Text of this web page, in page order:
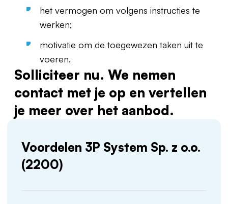
het vermogen om volgens instructies te
werken;
motivatie om de toegewezen taken uit te
voeren.
Solliciteer nu. We nemen
contact met je op en vertellen
je meer over het aanbod.
Voordelen 3P System Sp. z o.o.
(2200)